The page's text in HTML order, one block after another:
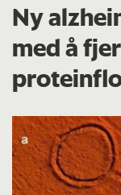
Ny
med å